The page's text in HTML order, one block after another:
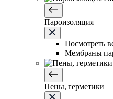
Пароизоляция
Посмотреть
Мембраны
Пены, герметики